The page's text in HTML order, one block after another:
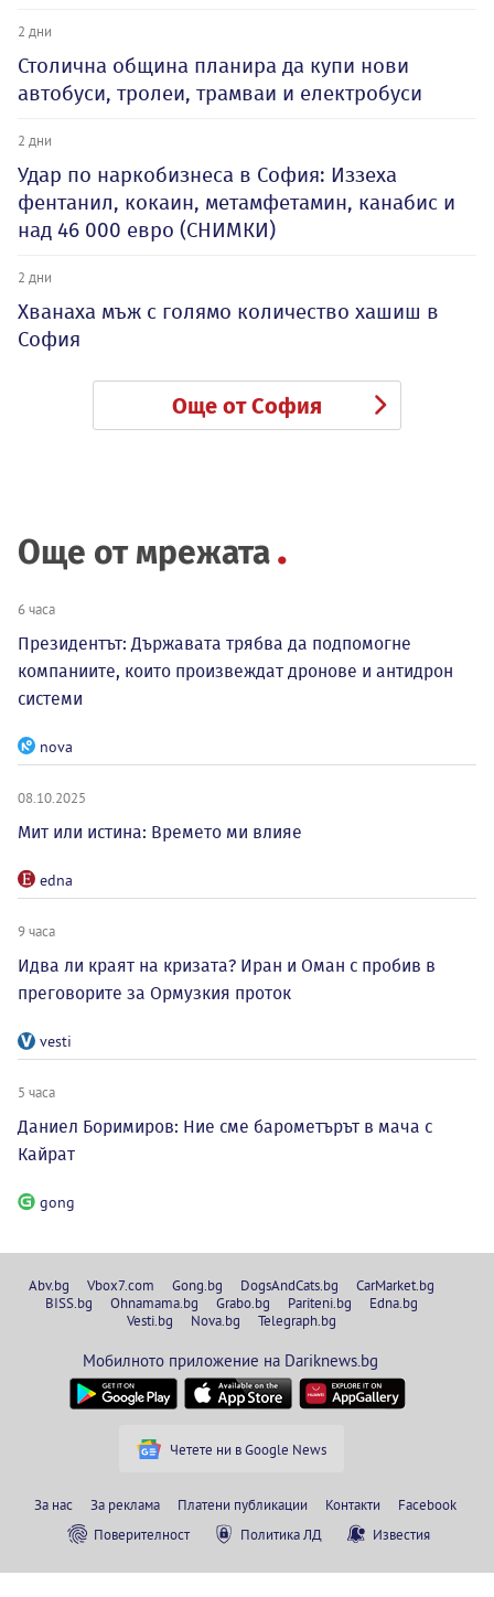
2 дни
Столична община планира да купи нови
автобуси, тролеи, трамваи и електробуси
2 дни
Удар по наркобизнеса в София: Иззеха
фентанил, кокаин, метамфетамин, канабис и
над 46 000 евро (СНИМКИ)
2 дни
Хванаха мъж с голямо количество хашиш в
София
Още от София
Още от мрежата
6 часа
Президентът: Държавата трябва да подпомогне
компаниите, които произвеждат дронове и антидрон
системи
nova
08.10.2025
Мит или истина: Времето ми влияе
edna
9 часа
Идва ли краят на кризата? Иран и Оман с пробив в
преговорите за Ормузкия проток
vesti
5 часа
Даниел Боримиров: Ние сме барометърът в мача с
Кайрат
gong
Abv.bg Vbox7.com Gong.bg DogsAndCats.bg
CarMarket.bg
BISS.bg
Ohnamama.bg Grabo.bg Pariteni.bg
Edna.bg
Vesti.bg
Nova.bg Telegraph.bg
Мобилното приложение на Dariknews.bg
Четете ни в Google News
За нас За реклама Платени публикации Контакти
Facebook
Поверителност
Политика ЛД Известия